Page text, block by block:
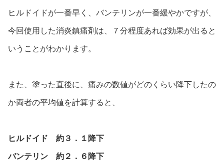
ヒルドイドが一番早く、バンテリンが一番緩やかですが、
今回使用した消炎鎮痛剤は、７分程度あれば効果が出ると
いうことがわかります。
また、塗った直後に、痛みの数値がどのくらい降下したの
か両者の平均値を計算すると、
ヒルドイド 約３．１降下
バンテリン 約２．６降下